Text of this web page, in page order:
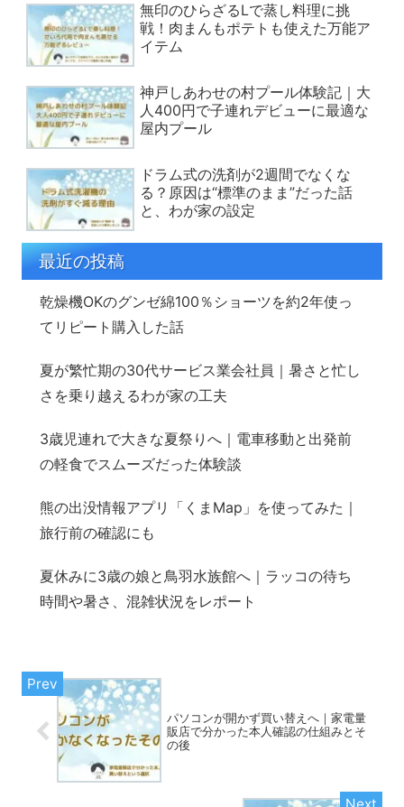
無印のひらざるLで蒸し料理に挑
戦！肉まんもポテトも使えた万能ア
イテム
神戸しあわせの村プール体験記｜大
人400円で子連れデビューに最適な
屋内プール
ドラム式の洗剤が2週間でなくな
る？原因は“標準のまま”だった話
と、わが家の設定
最近の投稿
乾燥機OKのグンゼ綿100％ショーツを約2年使っ
てリピート購入した話
夏が繁忙期の30代サービス業会社員｜暑さと忙し
さを乗り越えるわが家の工夫
3歳児連れで大きな夏祭りへ｜電車移動と出発前
の軽食でスムーズだった体験談
熊の出没情報アプリ「くまMap」を使ってみた｜
旅行前の確認にも
夏休みに3歳の娘と鳥羽水族館へ｜ラッコの待ち
時間や暑さ、混雑状況をレポート
パソコンが開かず買い替えへ｜家電量
販店で分かった本人確認の仕組みとそ
の後